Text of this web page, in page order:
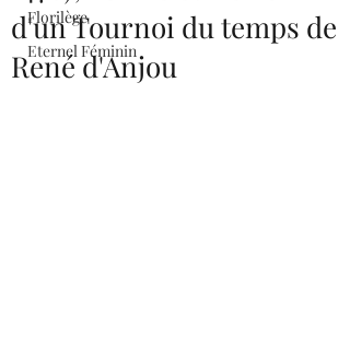
Florilège
Eternel Féminin
d'un Tournoi du temps de
René d'Anjou